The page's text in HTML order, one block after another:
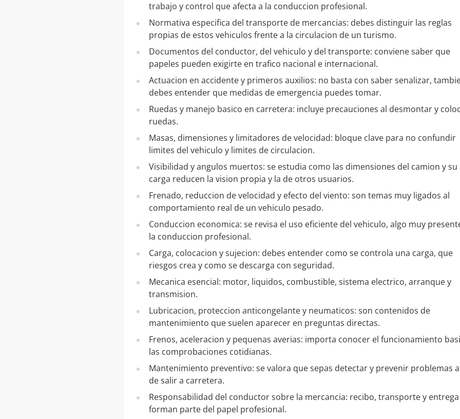
trabajo y control que afecta a la conduccion profesional.
Normativa especifica del transporte de mercancias: debes distinguir las reglas
propias de estos vehiculos frente a la circulacion de un turismo.
Documentos del conductor, del vehiculo y del transporte: conviene saber que
papeles pueden exigirte en trafico nacional e internacional.
Actuacion en accidente y primeros auxilios: no basta con saber senalizar,
debes entender que medidas de emergencia puedes tomar.
Ruedas y manejo basico en carretera: incluye precauciones al desmontar y
ruedas.
Masas, dimensiones y limitadores de velocidad: bloque clave para no confundir
limites del vehiculo y limites de circulacion.
Visibilidad y angulos muertos: se estudia como las dimensiones del camion y su
carga reducen la vision propia y la de otros usuarios.
Frenado, reduccion de velocidad y efecto del viento: son temas muy ligados al
comportamiento real de un vehiculo pesado.
Conduccion economica: se revisa el uso eficiente del vehiculo, algo muy
la conduccion profesional.
Carga, colocacion y sujecion: debes entender como se controla una carga, que
riesgos crea y como se descarga con seguridad.
Mecanica esencial: motor, liquidos, combustible, sistema electrico, arranque y
transmision.
Lubricacion, proteccion anticongelante y neumaticos: son contenidos de
mantenimiento que suelen aparecer en preguntas directas.
Frenos, aceleracion y pequenas averias: importa conocer el funcionamiento
las comprobaciones cotidianas.
Mantenimiento preventivo: se valora que sepas detectar y prevenir problemas
de salir a carretera.
Responsabilidad del conductor sobre la mercancia: recibo, transporte y entrega
forman parte del papel profesional.